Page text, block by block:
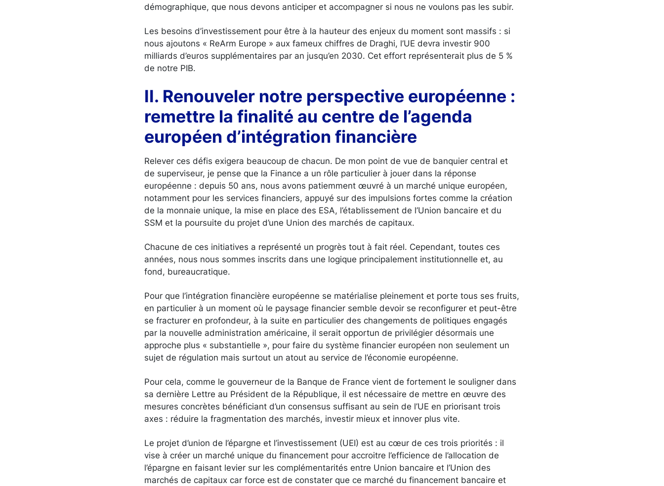
démographique, que nous devons anticiper et accompagner si nous ne voulons pas les subir.
Les besoins d’investissement pour être à la hauteur des enjeux du moment sont massifs : si
nous ajoutons « ReArm Europe » aux fameux chiffres de Draghi, l’UE devra investir 900
milliards d’euros supplémentaires par an jusqu’en 2030. Cet effort représenterait plus de 5 %
de notre PIB.
II. Renouveler notre perspective européenne :
remettre la finalité au centre de l’agenda
européen d’intégration financière
Relever ces défis exigera beaucoup de chacun. De mon point de vue de banquier central et
de superviseur, je pense que la Finance a un rôle particulier à jouer dans la réponse
européenne : depuis 50 ans, nous avons patiemment œuvré à un marché unique européen,
notamment pour les services financiers, appuyé sur des impulsions fortes comme la création
de la monnaie unique, la mise en place des ESA, l’établissement de l’Union bancaire et du
SSM et la poursuite du projet d’une Union des marchés de capitaux.
Chacune de ces initiatives a représenté un progrès tout à fait réel. Cependant, toutes ces
années, nous nous sommes inscrits dans une logique principalement institutionnelle et, au
fond, bureaucratique.
Pour que l’intégration financière européenne se matérialise pleinement et porte tous ses fruits,
en particulier à un moment où le paysage financier semble devoir se reconfigurer et peut-être
se fracturer en profondeur, à la suite en particulier des changements de politiques engagés
par la nouvelle administration américaine, il serait opportun de privilégier désormais une
approche plus « substantielle », pour faire du système financier européen non seulement un
sujet de régulation mais surtout un atout au service de l’économie européenne.
Pour cela, comme le gouverneur de la Banque de France vient de fortement le souligner dans
sa dernière Lettre au Président de la République, il est nécessaire de mettre en œuvre des
mesures concrètes bénéficiant d’un consensus suffisant au sein de l’UE en priorisant trois
axes : réduire la fragmentation des marchés, investir mieux et innover plus vite.
Le projet d’union de l’épargne et l’investissement (UEI) est au cœur de ces trois priorités : il
vise à créer un marché unique du financement pour accroitre l’efficience de l’allocation de
l’épargne en faisant levier sur les complémentarités entre Union bancaire et l’Union des
marchés de capitaux car force est de constater que ce marché du financement bancaire et